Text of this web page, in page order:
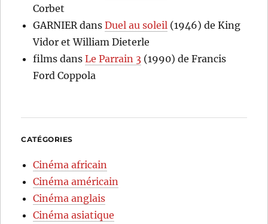
Corbet
GARNIER dansDuel au soleil (1946) de King
Vidor et William Dieterle
films dansLe Parrain 3 (1990) de Francis
Ford Coppola
CATÉGORIES
Cinéma africain
Cinéma américain
Cinéma anglais
Cinéma asiatique